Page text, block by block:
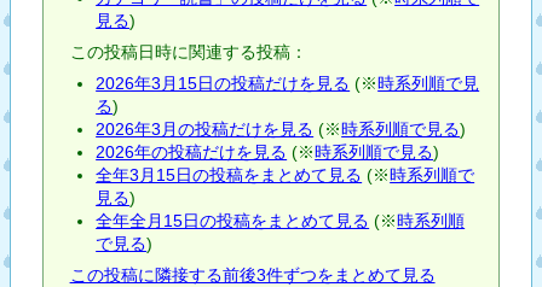
見る)
この投稿日時に関連する投稿：
2026年3月15日の投稿だけを見る (※時系列順で見
る)
2026年3月の投稿だけを見る (※時系列順で見る)
2026年の投稿だけを見る (※時系列順で見る)
全年3月15日の投稿をまとめて見る (※時系列順で
見る)
全年全月15日の投稿をまとめて見る (※時系列順
で見る)
この投稿に隣接する前後3件ずつをまとめて見る